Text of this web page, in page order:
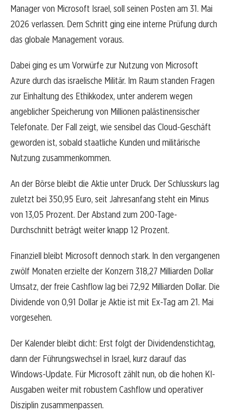
Manager von Microsoft Israel, soll seinen Posten am 31. Mai
2026 verlassen. Dem Schritt ging eine interne Prüfung durch
das globale Management voraus.
Dabei ging es um Vorwürfe zur Nutzung von Microsoft
Azure durch das israelische Militär. Im Raum standen Fragen
zur Einhaltung des Ethikkodex, unter anderem wegen
angeblicher Speicherung von Millionen palästinensischer
Telefonate. Der Fall zeigt, wie sensibel das Cloud-Geschäft
geworden ist, sobald staatliche Kunden und militärische
Nutzung zusammenkommen.
An der Börse bleibt die Aktie unter Druck. Der Schlusskurs lag
zuletzt bei 350,95 Euro, seit Jahresanfang steht ein Minus
von 13,05 Prozent. Der Abstand zum 200-Tage-
Durchschnitt beträgt weiter knapp 12 Prozent.
Finanziell bleibt Microsoft dennoch stark. In den vergangenen
zwölf Monaten erzielte der Konzern 318,27 Milliarden Dollar
Umsatz, der freie Cashflow lag bei 72,92 Milliarden Dollar. Die
Dividende von 0,91 Dollar je Aktie ist mit Ex-Tag am 21. Mai
vorgesehen.
Der Kalender bleibt dicht: Erst folgt der Dividendenstichtag,
dann der Führungswechsel in Israel, kurz darauf das
Windows-Update. Für Microsoft zählt nun, ob die hohen KI-
Ausgaben weiter mit robustem Cashflow und operativer
Disziplin zusammenpassen.